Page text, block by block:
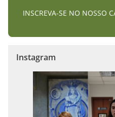
INSCREVA-SE NO NOSSO
Instagram